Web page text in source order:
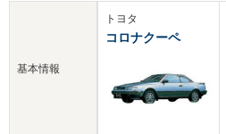
基本情報
トヨタ
コロナクーペ